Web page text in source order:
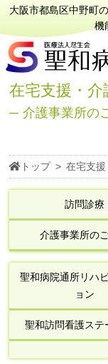
大阪市都島区中野町
機
在宅支援・介
介護事業所の
トップ > 在宅支
訪問診療
介護事業所の
聖和病院通所リハ
ョン
聖和訪問看護ステ